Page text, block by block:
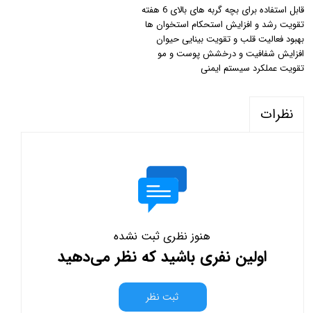
قابل استفاده برای بچه گربه های بالای 6 هفته
تقویت رشد و افزایش استحکام استخوان ها
بهبود فعالیت قلب و تقویت بینایی حیوان
افزایش شفافیت و درخشش پوست و مو
تقویت عملکرد سیستم ایمنی
نظرات
هنوز نظری ثبت نشده
اولین نفری باشید که نظر می‌دهید
ثبت نظر